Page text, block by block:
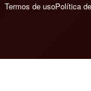
Termos de usoPolítica